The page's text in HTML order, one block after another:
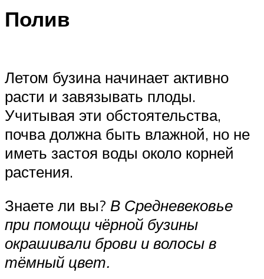
Полив
Летом бузина начинает активно
расти и завязывать плоды.
Учитывая эти обстоятельства,
почва должна быть влажной, но не
иметь застоя воды около корней
растения.
Знаете ли вы? В Средневековье
при помощи чёрной бузины
окрашивали брови и волосы в
тёмный цвет.